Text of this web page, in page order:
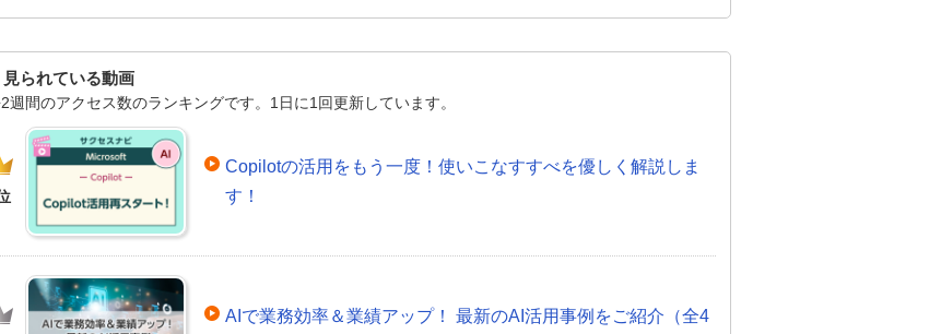
見られている動画
週間のアクセス数のランキングです。1日に1回更新しています。
Copilotの活用をもう一度！使いこなすすべを優しく解説しま
す！
AIで業務効率＆業績アップ！ 最新のAI活用事例をご紹介（全4